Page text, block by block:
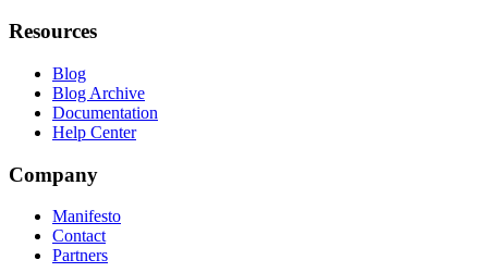
Resources
Blog
Blog Archive
Documentation
Help Center
Company
Manifesto
Contact
Partners